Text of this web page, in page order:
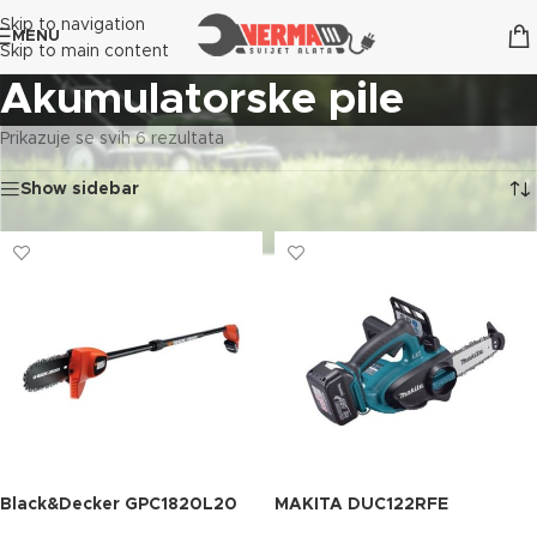
Skip to navigation
Skip to main content
MENU
Akumulatorske pile
Prikazuje se svih 6 rezultata
Show sidebar
Black&Decker GPC1820L20 MAKITA DUC122RFE